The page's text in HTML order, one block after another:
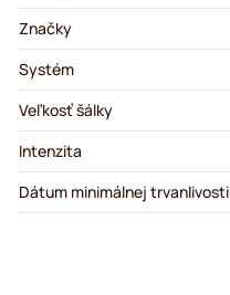
Značky
Systém
Veľkosť šálky
Intenzita
Dátum minimálnej trvanlivosti